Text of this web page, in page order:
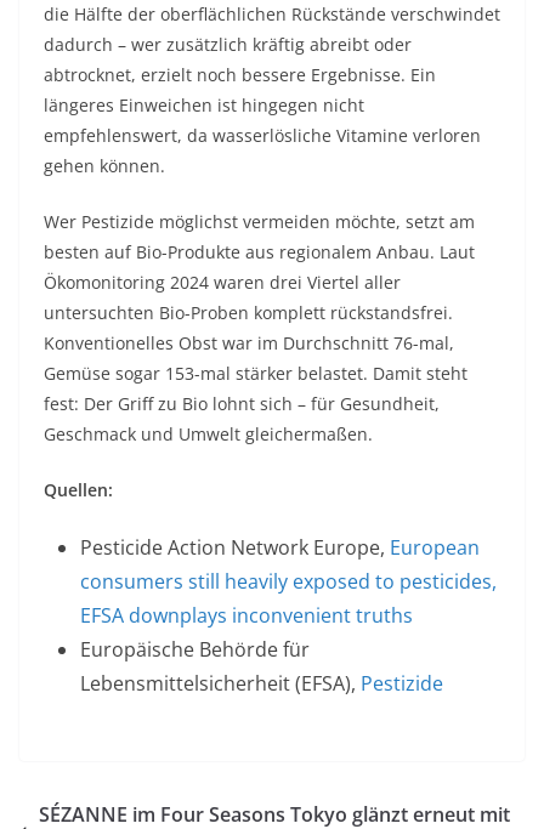
die Hälfte der oberflächlichen Rückstände verschwindet
dadurch – wer zusätzlich kräftig abreibt oder
abtrocknet, erzielt noch bessere Ergebnisse. Ein
längeres Einweichen ist hingegen nicht
empfehlenswert, da wasserlösliche Vitamine verloren
gehen können.
Wer Pestizide möglichst vermeiden möchte, setzt am
besten auf Bio-Produkte aus regionalem Anbau. Laut
Ökomonitoring 2024 waren drei Viertel aller
untersuchten Bio-Proben komplett rückstandsfrei.
Konventionelles Obst war im Durchschnitt 76-mal,
Gemüse sogar 153-mal stärker belastet. Damit steht
fest: Der Griff zu Bio lohnt sich – für Gesundheit,
Geschmack und Umwelt gleichermaßen.
Quellen:
Pesticide Action Network Europe, European
consumers still heavily exposed to pesticides,
EFSA downplays inconvenient truths
Europäische Behörde für
Lebensmittelsicherheit (EFSA), Pestizide
SÉZANNE im Four Seasons Tokyo glänzt erneut mit